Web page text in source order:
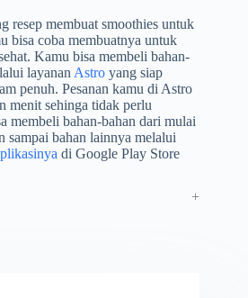
resep membuat smoothies untuk
bisa coba membuatnya untuk
Kamu bisa membeli bahan-
layanan Astro yang siap
penuh. Pesanan kamu di Astro
menit sehinga tidak perlu
membeli bahan-bahan dari mulai
sampai bahan lainnya melalui
di Google Play Store